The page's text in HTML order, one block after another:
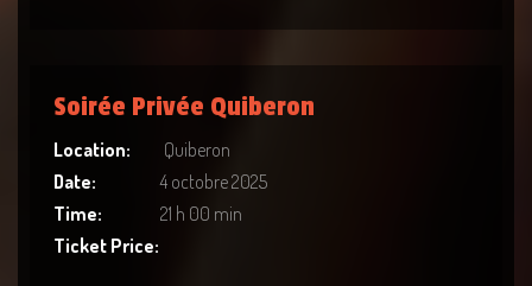
Soirée Privée Quiberon
Location:
Quiberon
Date:
4 octobre 2025
Time:
21 h 00 min
Ticket Price: